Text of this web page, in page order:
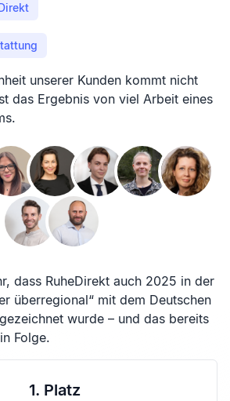
unserer Kunden kommt nicht
das Ergebnis von viel Arbeit eines
dass RuheDirekt auch 2025 in der
überregional“ mit dem Deutschen
wurde – und das bereits
Folge.
1. Platz